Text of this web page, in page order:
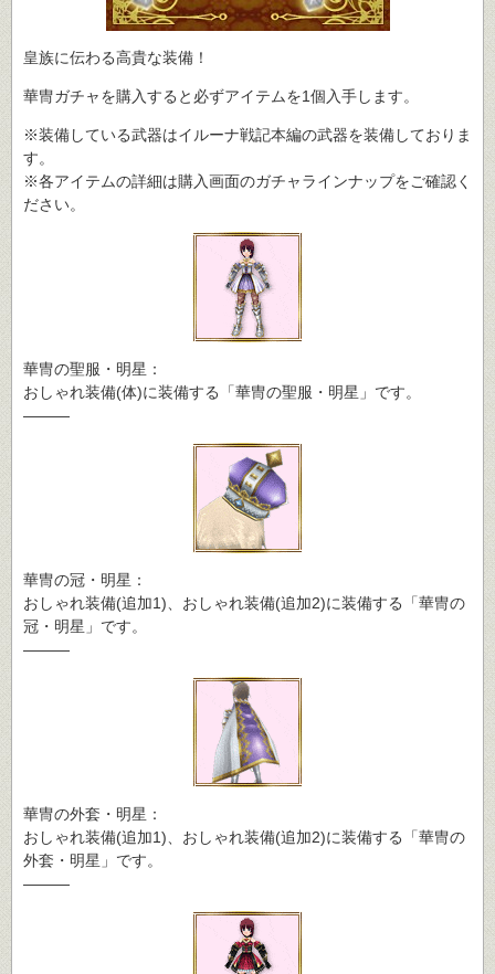
皇族に伝わる高貴な装備！
華冑ガチャを購入すると必ずアイテムを1個入手します。
※装備している武器はイルーナ戦記本編の武器を装備しておりま
す。
※各アイテムの詳細は購入画面のガチャラインナップをご確認く
ださい。
華冑の聖服・明星：
おしゃれ装備(体)に装備する「華冑の聖服・明星」です。
―――
華冑の冠・明星：
おしゃれ装備(追加1)、おしゃれ装備(追加2)に装備する「華冑の
冠・明星」です。
―――
華冑の外套・明星：
おしゃれ装備(追加1)、おしゃれ装備(追加2)に装備する「華冑の
外套・明星」です。
―――